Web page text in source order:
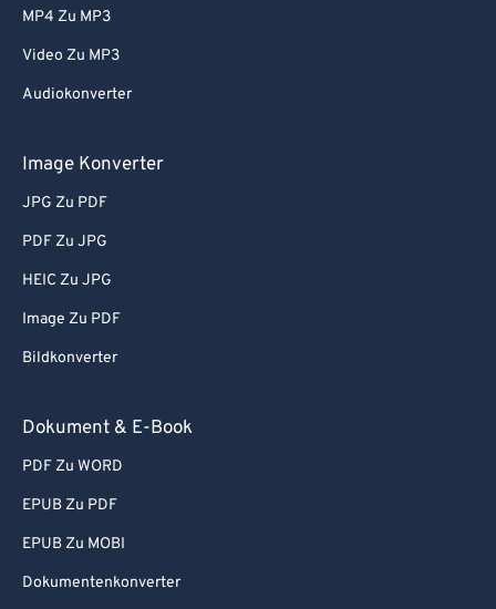
MP4 Zu MP3
Video Zu MP3
Audiokonverter
Image Konverter
JPG Zu PDF
PDF Zu JPG
HEIC Zu JPG
Image Zu PDF
Bildkonverter
Dokument & E-Book
PDF Zu WORD
EPUB Zu PDF
EPUB Zu MOBI
Dokumentenkonverter